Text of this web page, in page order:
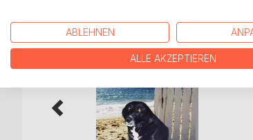
ABLEHNEN
ALLE AKZEPTIEREN